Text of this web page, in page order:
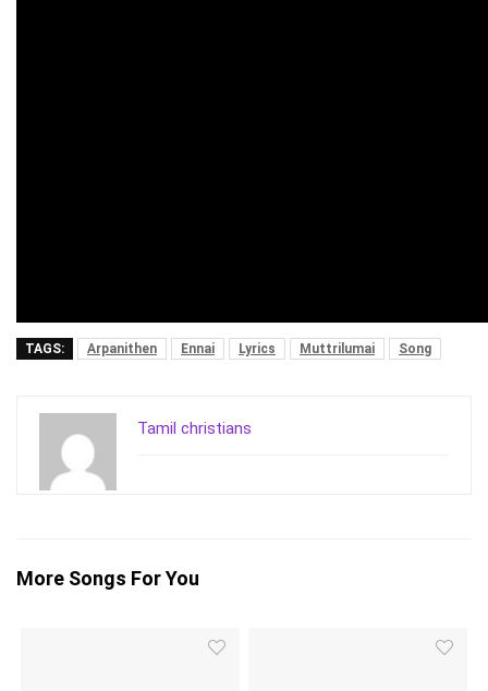
TAGS: Arpanithen Ennai Lyrics Muttrilumai Song
Tamil christians
More Songs For You